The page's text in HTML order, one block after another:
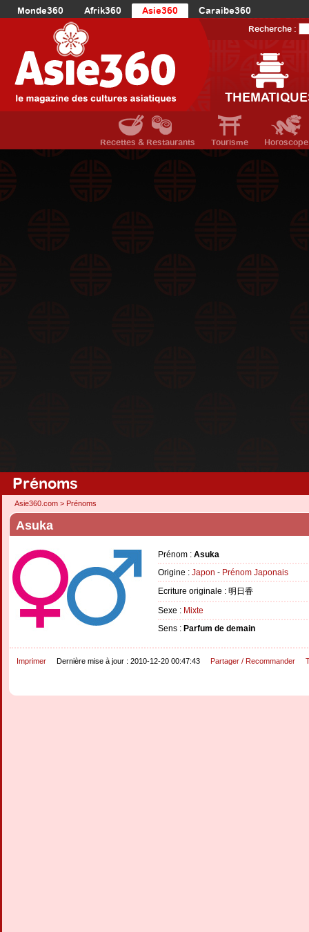
Monde360 Afrik360 Asie360
Caraibe360
Europe360
AmériqueDuNord360
Océanie360
Recherche :
Recettes & Restaurants Tourisme Horoscope
Prénoms
Asie360.com > Prénoms
Asuka
Prénom : Asuka
Origine : Japon - Prénom Japonais
Ecriture originale : 明日香
Sexe : Mixte
Sens : Parfum de demain
Imprimer Dernière mise à jour : 2010-12-20 00:47:43 Partager / Recommander